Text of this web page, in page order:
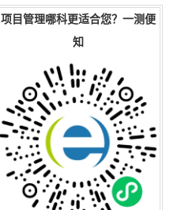
项目管理哪科更适合您？一测便
知